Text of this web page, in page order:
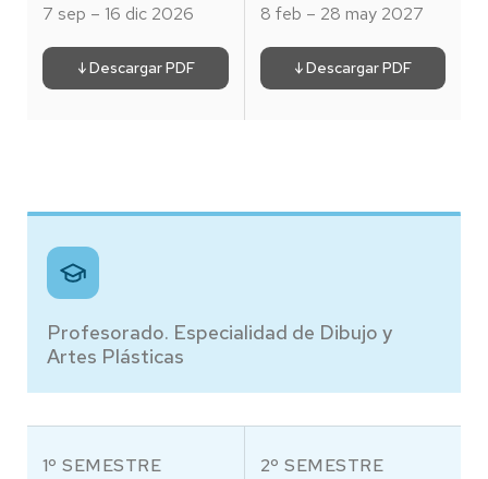
7 sep – 16 dic 2026
↓ Descargar PDF
8 feb – 28 may 2027
↓ Descargar PDF
Profesorado. Especialidad de Dibujo y
Artes Plásticas
1º SEMESTRE
2º SEMESTRE